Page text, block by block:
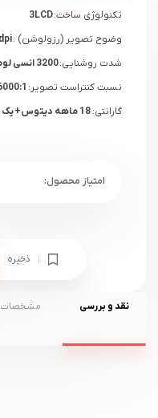
تکنولوژی ساخت:3LCD
وضوح تصویر (رزولوشن) :
شدت روشنایی:3200 انسی لومن
نسبت کنتراست تصویر:
گارانتی:
ذخیره
نقد و بررسی مشخصات